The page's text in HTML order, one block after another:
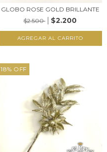
GLOBO ROSE GOLD BRILLANTE
$2.500
$2.200
AGREGAR AL CARRITO
18% OFF